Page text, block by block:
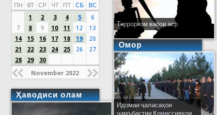
ПН ВТ СР ЧТ ПТ СБ
ВС
1
2 3 4 5
6
7
8 9 10 11 12
13
14
15 16 17 18 19
20
21
22 23 24 25 26
27
28
29 30
November 2022
Ҳаводиси олам
Терроризм вабои аср
Омор
Идомаи ҷаласаҳои
ҷамъбастии Комиссияҳои